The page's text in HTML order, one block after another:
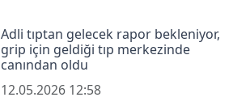
Adli tıptan gelecek rapor bekleniyor,
grip için geldiği tıp merkezinde
canından oldu
12.05.2026 12:58